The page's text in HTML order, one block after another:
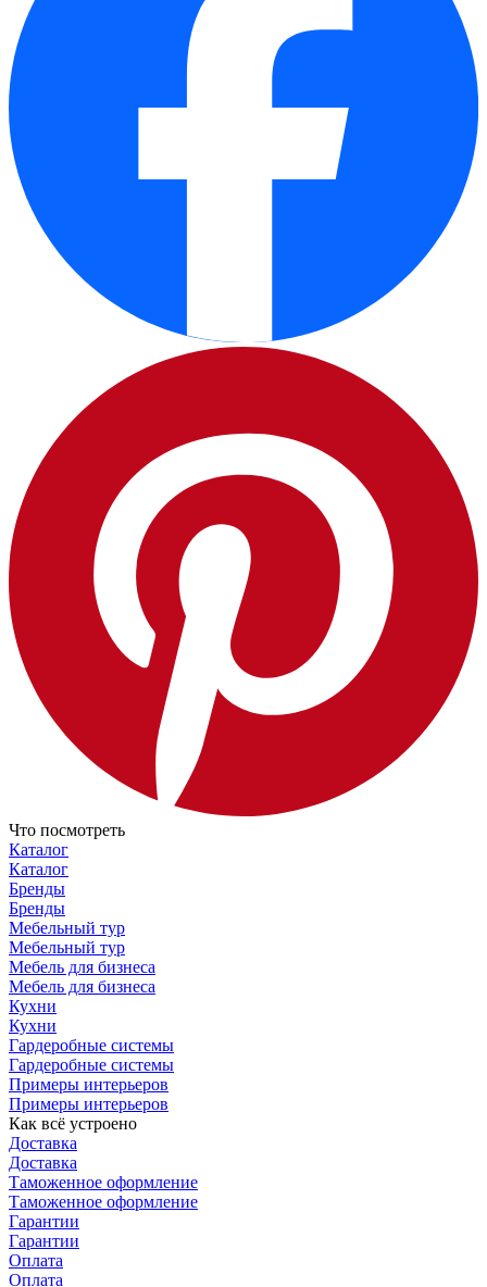
Что посмотреть
Каталог
Каталог
Бренды
Бренды
Мебельный тур
Мебельный тур
Мебель для бизнеса
Мебель для бизнеса
Кухни
Кухни
Гардеробные системы
Гардеробные системы
Примеры интерьеров
Примеры интерьеров
Как всё устроено
Доставка
Доставка
Таможенное оформление
Таможенное оформление
Гарантии
Гарантии
Оплата
Оплата